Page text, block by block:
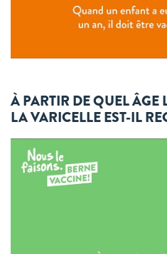
À PARTIR DE QUEL ÂGE
LA VARICELLE EST-IL